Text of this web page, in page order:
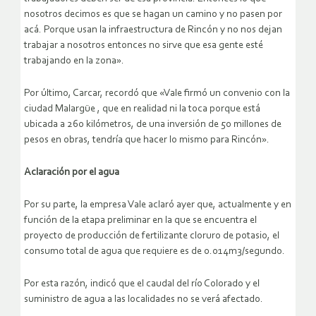
nosotros decimos es que se hagan un camino y no pasen por
acá. Porque usan la infraestructura de Rincón y no nos dejan
trabajar a nosotros entonces no sirve que esa gente esté
trabajando en la zona».
Por último, Carcar, recordó que «Vale firmó un convenio con la
ciudad Malargüe , que en realidad ni la toca porque está
ubicada a 260 kilómetros, de una inversión de 50 millones de
pesos en obras, tendría que hacer lo mismo para Rincón».
Aclaración por el agua
Por su parte, la empresa Vale aclaró ayer que, actualmente y en
función de la etapa preliminar en la que se encuentra el
proyecto de producción de fertilizante cloruro de potasio, el
consumo total de agua que requiere es de 0.014m3/segundo.
Por esta razón, indicó que el caudal del río Colorado y el
suministro de agua a las localidades no se verá afectado.